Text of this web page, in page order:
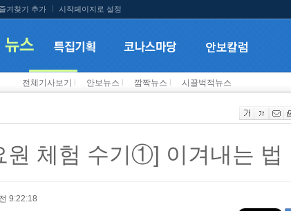
즐겨찾기 추가 시작페이지로 설정
전체기사보기 안보뉴스 깜짝뉴스 시끌벅적뉴스
원 체험 수기①] 이겨내는 법
9:22:18